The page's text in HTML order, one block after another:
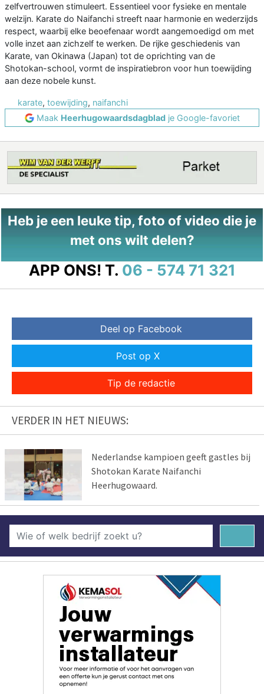
zelfvertrouwen stimuleert. Essentieel voor fysieke en mentale
welzijn. Karate do Naifanchi streeft naar harmonie en wederzijds
respect, waarbij elke beoefenaar wordt aangemoedigd om met
volle inzet aan zichzelf te werken. De rijke geschiedenis van
Karate, van Okinawa (Japan) tot de oprichting van de
Shotokan-school, vormt de inspiratiebron voor hun toewijding
aan deze nobele kunst.
karate, toewijding, naifanchi
Maak Heerhugowaardsdagbladje Google-favoriet
Heb je een leuke tip, foto of video die je
met ons wilt delen?
APP ONS! T. 06 - 574 71 321
Deel op Facebook
Post op X
Tip de redactie
VERDER IN HET NIEUWS:
Nederlandse kampioen geeft gastles bij
Shotokan Karate Naifanchi
Heerhugowaard.